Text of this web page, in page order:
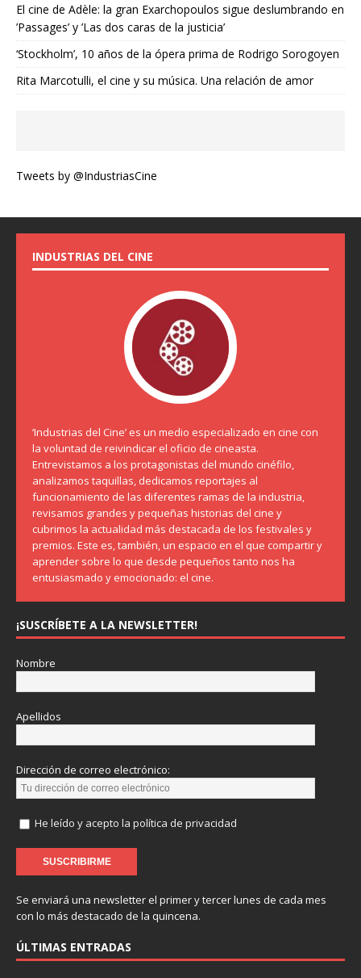
El cine de Adèle: la gran Exarchopoulos sigue deslumbrando en
’Passages’ y ’Las dos caras de la justicia’
‘Stockholm’, 10 años de la ópera prima de Rodrigo Sorogoyen
Rita Marcotulli, el cine y su música. Una relación de amor
Tweets by @IndustriasCine
INDUSTRIAS DEL CINE
‘Industrias del Cine’ es un medio especializado en cine con
la voluntad de reivindicar el oficio de cineasta.
Entrevistamos a los protagonistas del mundo cinéfilo,
analizamos taquillas, dedicamos reportajes al
funcionamiento de las diferentes ramas de la industria,
revisamos grandes y pequeñas historias del cine y
cubrimos la actualidad más destacada de los festivales y
premios. Este es, también, un espacio en el que compartir y
aprender sobre lo que desde pequeños tanto nos ha
entusiasmado y emocionado: el cine.
¡SUSCRÍBETE A LA NEWSLETTER!
Nombre
Apellidos
Dirección de correo electrónico:
He leído y acepto la política de privacidad
Se enviará una newsletter el primer y tercer lunes de cada mes
con lo más destacado de la quincena.
ÚLTIMAS ENTRADAS